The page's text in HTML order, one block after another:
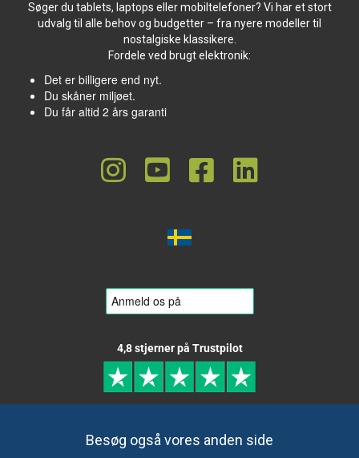
Søger du tablets, laptops eller mobiltelefoner? Vi har et stort
udvalg til alle behov og budgetter – fra nyere modeller til
nostalgiske klassikere.
Fordele ved brugt elektronik:
Det er billigere end nyt.
Du skåner miljøet.
Du får altid 2 års garanti
4,8 stjerner på Trustpilot
Besøg også vores anden side